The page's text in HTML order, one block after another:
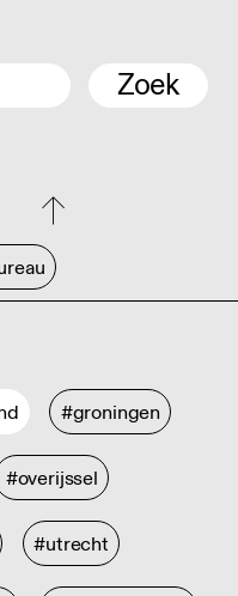
Zoek
#groningen
#overijssel
#utrecht